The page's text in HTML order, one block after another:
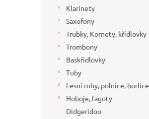
Klarinety
Saxofony
Trubky, Kornety, křídlovky
Trombony
Baskřídlovky
Tuby
Lesní rohy, polnice, borlice
Hoboje, fagoty
Didgeridoo